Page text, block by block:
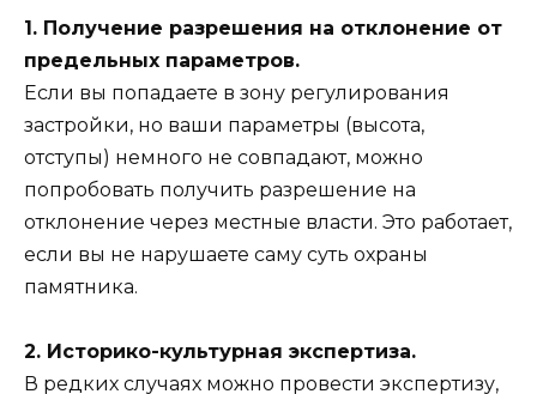
1. Получение разрешения на отклонение от
предельных параметров.
Если вы попадаете в зону регулирования
застройки, но ваши параметры (высота,
отступы) немного не совпадают, можно
попробовать получить разрешение на
отклонение через местные власти. Это работает,
если вы не нарушаете саму суть охраны
памятника.
2. Историко-культурная экспертиза.
В редких случаях можно провести экспертизу,